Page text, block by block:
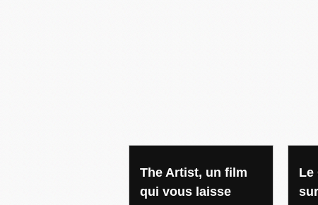
The Artist, un film
qui vous laisse
Le